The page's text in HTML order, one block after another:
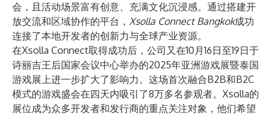
会，且活动场景富有创意、充满文化沉浸感。通过搭建开
放交流和区域协作的平台， Xsolla Connect Bangkok成功
连接了本地开发者的创新力与全球产业资源。
在Xsolla Connect取得成功后，公司又在10月16日至19日于
诗丽吉王后国家会议中心举办的2025年亚洲游戏展暨泰国
游戏展上进一步扩大了影响力。这场首次融合B2B和B2C
模式的游戏盛会在四天内吸引了8万多名参观者。Xsolla的
展位成为众多开发者和发行商的重点关注对象，他们希望